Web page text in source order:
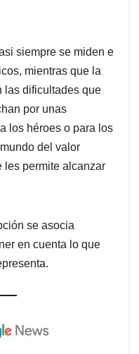
siempre se miden e
mientras que la
las dificultades que
por unas
los héroes o para los
del valor
les permite alcanzar
se asocia
en cuenta lo que